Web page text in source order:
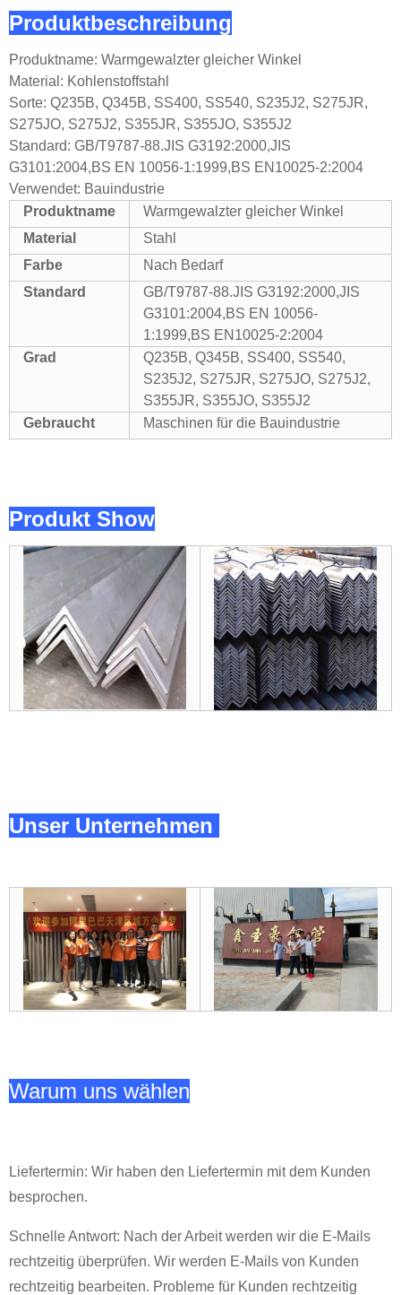
Produktbeschreibung
Produktname: Warmgewalzter gleicher Winkel
Material: Kohlenstoffstahl
Sorte: Q235B, Q345B, SS400, SS540, S235J2, S275JR,
S275JO, S275J2, S355JR, S355JO, S355J2
Standard: GB/T9787-88.JIS G3192:2000,JIS
G3101:2004,BS EN 10056-1:1999,BS EN10025-2:2004
Verwendet: Bauindustrie
Produktname
Warmgewalzter gleicher Winkel
Material
Stahl
Farbe
Nach Bedarf
Standard
GB/T9787-88.JIS G3192:2000,JIS
G3101:2004,BS EN 10056-
1:1999,BS EN10025-2:2004
Grad
Q235B, Q345B, SS400, SS540,
S235J2, S275JR, S275JO, S275J2,
S355JR, S355JO, S355J2
Gebraucht
Maschinen für die Bauindustrie
Produkt Show
Unser Unternehmen
Warum uns wählen
Liefertermin: Wir haben den Liefertermin mit dem Kunden
besprochen.
Schnelle Antwort: Nach der Arbeit werden wir die E-Mails
rechtzeitig überprüfen. Wir werden E-Mails von Kunden
rechtzeitig bearbeiten. Probleme für Kunden rechtzeitig